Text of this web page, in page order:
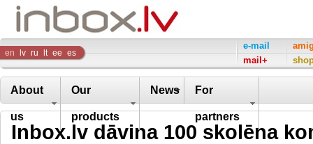
Inbox
Company
en lv ru lt ee es
e-mail
mail+
About
us
Our
products
News For
partners
Inbox.lv dāvina 100 skolēna